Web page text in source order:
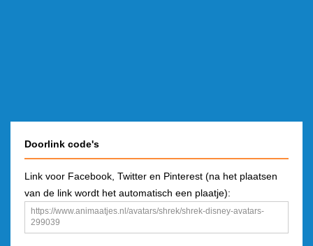
Doorlink code's
Link voor Facebook, Twitter en Pinterest (na het plaatsen
van de link wordt het automatisch een plaatje):